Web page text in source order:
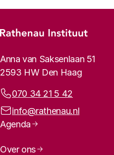
Footer-menu
Rathenau logo, naar de
Contactinformatie
Anna van Saksenlaan 51
2593 HW Den Haag
Telefoonnummer:
070 34 21 5 42
E-mailadres:
info@rathenau.nl
Paginanavigatie
Agenda
Over ons